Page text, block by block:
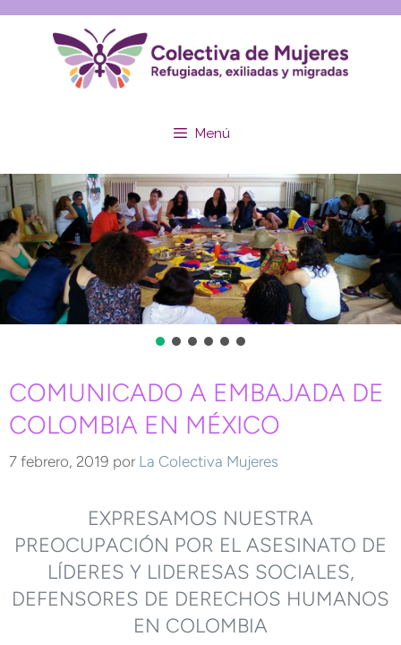
Menú
COMUNICADO A EMBAJADA DE
COLOMBIA EN MÉXICO
7 febrero, 2019 por La Colectiva Mujeres
EXPRESAMOS NUESTRA
PREOCUPACIÓN POR EL ASESINATO DE
LÍDERES Y LIDERESAS SOCIALES,
DEFENSORES DE DERECHOS HUMANOS
EN COLOMBIA